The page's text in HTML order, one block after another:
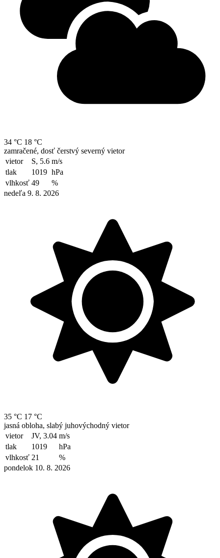
34 °C 18 °C
zamračené, dosť čerstvý severný vietor
vietor
S, 5.6 m/s
tlak
1019 hPa
vlhkosť 49
%
nedeľa 9. 8. 2026
35 °C 17 °C
jasná obloha, slabý juhovýchodný vietor
vietor
JV, 3.04 m/s
tlak
1019
hPa
vlhkosť 21
%
pondelok 10. 8. 2026